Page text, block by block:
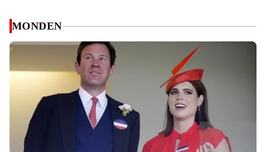
MONDEN